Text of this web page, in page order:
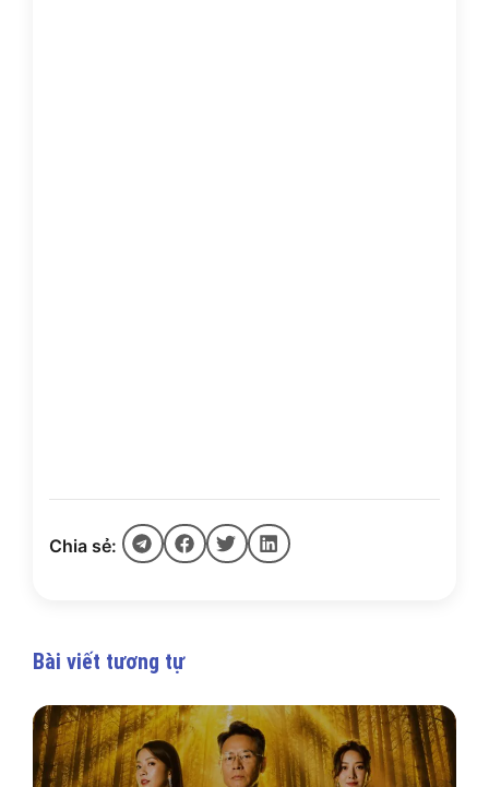
Chia sẻ:
Bài viết tương tự